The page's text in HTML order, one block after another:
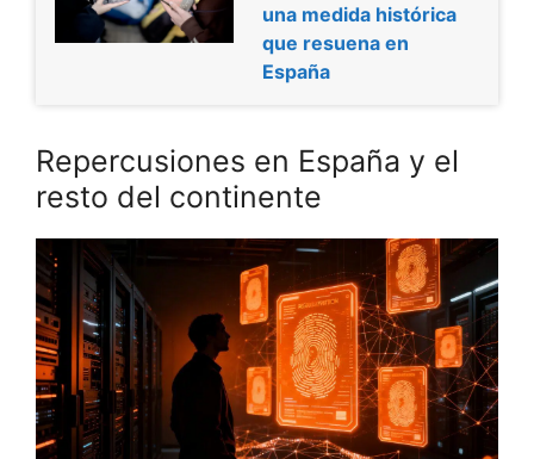
una medida histórica
que resuena en
España
Repercusiones en España y el
resto del continente